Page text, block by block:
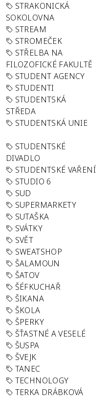
STRAKONICKÁ
SOKOLOVNA
STREAM
STROMEČEK
STŘELBA NA
FILOZOFICKÉ FAKULTĚ
STUDENT AGENCY
STUDENTI
STUDENTSKÁ
STŘEDA
STUDENTSKÁ UNIE
STUDENTSKÉ
DIVADLO
STUDENTSKÉ VAŘENÍ
STUDIO 6
SUD
SUPERMARKETY
SUTAŠKA
SVÁTKY
SVĚT
SWEATSHOP
ŠALAMOUN
ŠATOV
ŠÉFKUCHAŘ
ŠIKANA
ŠKOLA
ŠPERKY
ŠŤASTNÉ A VESELÉ
ŠUSPA
ŠVEJK
TANEC
TECHNOLOGY
TERKA DRÁBKOVÁ